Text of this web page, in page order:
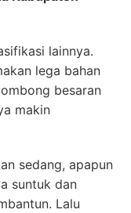
lainnya.
lega bahan
besaran
makin
sedang, apapun
suntuk dan
Lalu